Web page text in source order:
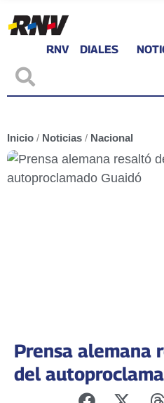
RNV DIALES
Inicio / Noticias / Nacional
Prensa alemana
del